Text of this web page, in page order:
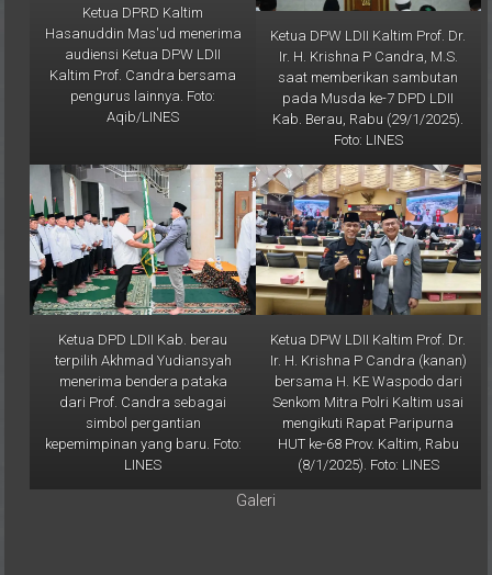
Hasanuddin Mas'ud menerima
audiensi Ketua DPW LDII
Kaltim Prof. Candra bersama
pengurus lainnya. Foto:
Aqib/LINES
Ketua DPW LDII Kaltim Prof. Dr.
Ir. H. Krishna P Candra, M.S.
saat memberikan sambutan
pada Musda ke-7 DPD LDII
Kab. Berau, Rabu (29/1/2025).
Foto: LINES
Ketua DPD LDII Kab. berau
terpilih Akhmad Yudiansyah
menerima bendera pataka
dari Prof. Candra sebagai
simbol pergantian
kepemimpinan yang baru. Foto:
LINES
Ketua DPW LDII Kaltim Prof. Dr.
Ir. H. Krishna P Candra (kanan)
bersama H. KE Waspodo dari
Senkom Mitra Polri Kaltim usai
mengikuti Rapat Paripurna
HUT ke-68 Prov. Kaltim, Rabu
(8/1/2025). Foto: LINES